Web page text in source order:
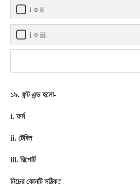
i ও ii
i ও iii
১৯. ফন্ট এন্ড হলো-
i. ফর্ম
ii. টেবিল
iii. রিপোর্ট
নিচের কোনটি সঠিক?